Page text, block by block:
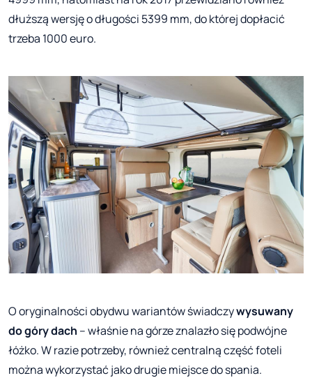
dłuższą wersję o długości 5399 mm, do której dopłacić
trzeba 1000 euro.
O oryginalności obydwu wariantów świadczywysuwany
do góry dach – właśnie na górze znalazło się podwójne
łóżko. W razie potrzeby, również centralną część foteli
można wykorzystać jako drugie miejsce do spania.